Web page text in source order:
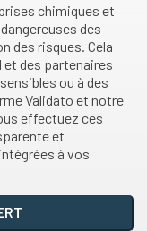
chimiques et
des
des risques. Cela
et des partenaires
ou à des
Validato et notre
effectuez ces
et
à vos